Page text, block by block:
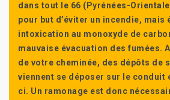
dans tout le 66 (Pyrénées-
pour but d’éviter un incendie, mais
intoxication au monoxyde de
mauvaise évacuation des fumées.
de votre cheminée, des dépôts de
viennent se déposer sur le conduit
ci. Un ramonage est donc